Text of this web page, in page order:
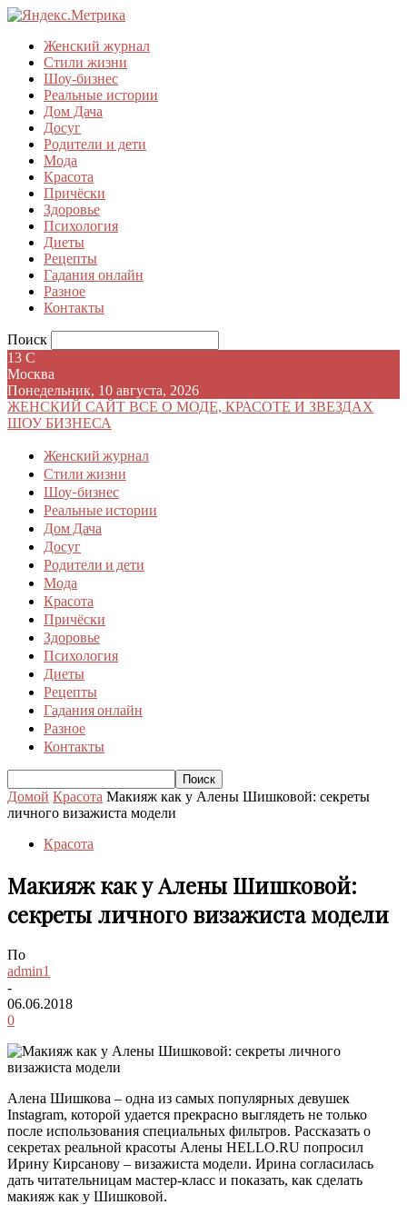
Женский журнал
Стили жизни
Шоу-бизнес
Реальные истории
Дом Дача
Досуг
Родители и дети
Мода
Красота
Причёски
Здоровье
Психология
Диеты
Рецепты
Гадания онлайн
Разное
Контакты
Поиск
13 C
Москва
Понедельник, 10 августа, 2026
ЖЕНСКИЙ САЙТ ВСЕ О МОДЕ, КРАСОТЕ И ЗВЕЗДАХ
ШОУ БИЗНЕСА
Женский журнал
Стили жизни
Шоу-бизнес
Реальные истории
Дом Дача
Досуг
Родители и дети
Мода
Красота
Причёски
Здоровье
Психология
Диеты
Рецепты
Гадания онлайн
Разное
Контакты
Домой Красота Макияж как у Алены Шишковой: секреты
личного визажиста модели
Красота
Макияж как у Алены Шишковой:
секреты личного визажиста модели
По
admin1
-
06.06.2018
0
Алена Шишкова – одна из самых популярных девушек
Instagram, которой удается прекрасно выглядеть не только
после использования специальных фильтров. Рассказать о
секретах реальной красоты Алены HELLO.RU попросил
Ирину Кирсанову – визажиста модели. Ирина согласилась
дать читательницам мастер-класс и показать, как сделать
макияж как у Шишковой.